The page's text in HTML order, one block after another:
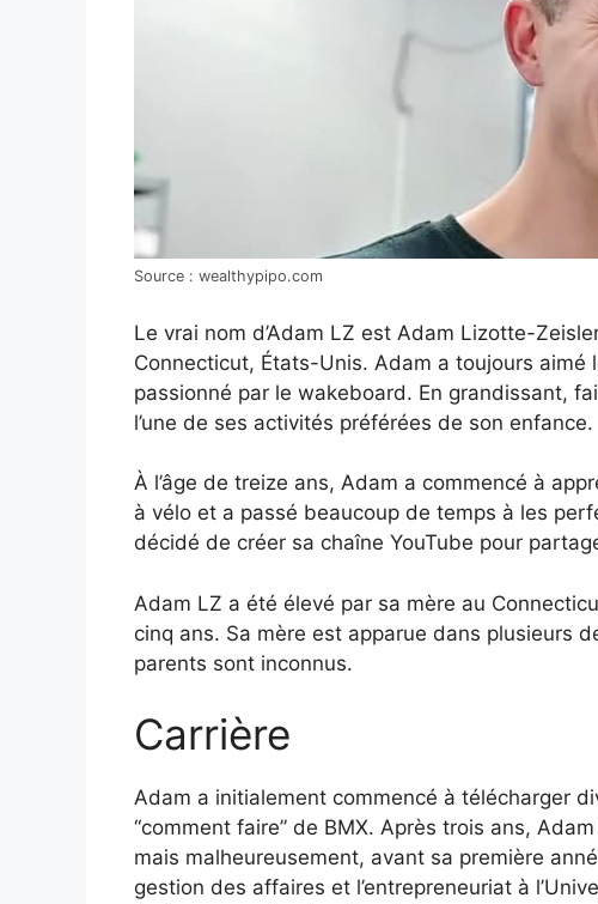
Source : wealthypipo.com
Le vrai nom d’Adam LZ est Adam Lizotte-
Connecticut, États-Unis. Adam a toujours
passionné par le wakeboard. En grandissant,
l’une de ses activités préférées de son enfance.
À l’âge de treize ans, Adam a commencé à
à vélo et a passé beaucoup de temps à les
décidé de créer sa chaîne YouTube pour
Adam LZ a été élevé par sa mère au
cinq ans. Sa mère est apparue dans plusieurs
parents sont inconnus.
Carrière
Adam a initialement commencé à télécharger
“comment faire” de BMX. Après trois ans,
mais malheureusement, avant sa première
gestion des affaires et l’entrepreneuriat à